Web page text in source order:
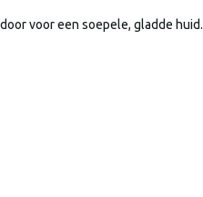
voor een soepele, gladde huid.